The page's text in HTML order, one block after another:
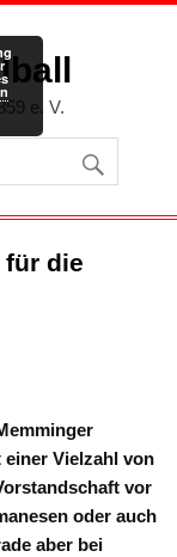
e. V.
für die
Vielzahl von
vor
oder auch
aber bei